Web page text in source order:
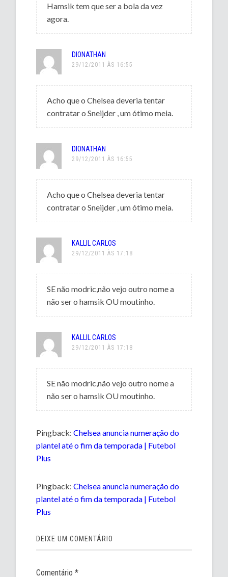
Hamsik tem que ser a bola da vez
agora.
DIONATHAN
29/12/2011 ÀS 16:55
Acho que o Chelsea deveria tentar
contratar o Sneijder , um ótimo meia.
DIONATHAN
29/12/2011 ÀS 16:55
Acho que o Chelsea deveria tentar
contratar o Sneijder , um ótimo meia.
KALLIL CARLOS
29/12/2011 ÀS 17:18
SE não modric,não vejo outro nome a
não ser o hamsik OU moutinho.
KALLIL CARLOS
29/12/2011 ÀS 17:18
SE não modric,não vejo outro nome a
não ser o hamsik OU moutinho.
Pingback:Chelsea anuncia numeração do
plantel até o fim da temporada | Futebol
Plus
Pingback:Chelsea anuncia numeração do
plantel até o fim da temporada | Futebol
Plus
DEIXE UM COMENTÁRIO
Comentário*